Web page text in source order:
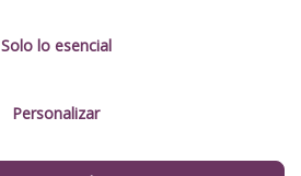
Gestionar servicios
Solo lo esencial
Personalizar